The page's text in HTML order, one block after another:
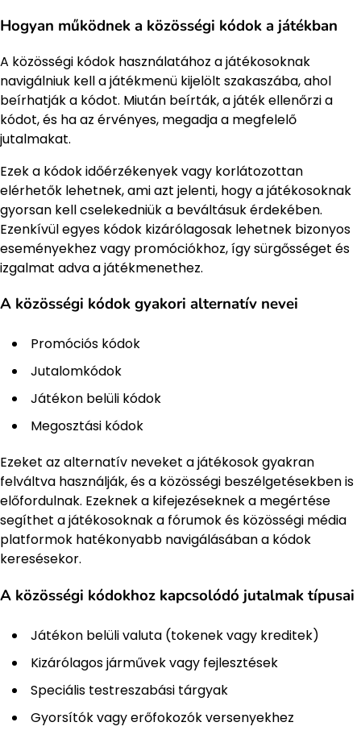
Hogyan működnek a közösségi kódok a játékban
A közösségi kódok használatához a játékosoknak
navigálniuk kell a játékmenü kijelölt szakaszába, ahol
beírhatják a kódot. Miután beírták, a játék ellenőrzi a
kódot, és ha az érvényes, megadja a megfelelő
jutalmakat.
Ezek a kódok időérzékenyek vagy korlátozottan
elérhetők lehetnek, ami azt jelenti, hogy a játékosoknak
gyorsan kell cselekedniük a beváltásuk érdekében.
Ezenkívül egyes kódok kizárólagosak lehetnek bizonyos
eseményekhez vagy promóciókhoz, így sürgősséget és
izgalmat adva a játékmenethez.
A közösségi kódok gyakori alternatív nevei
Promóciós kódok
Jutalomkódok
Játékon belüli kódok
Megosztási kódok
Ezeket az alternatív neveket a játékosok gyakran
felváltva használják, és a közösségi beszélgetésekben is
előfordulnak. Ezeknek a kifejezéseknek a megértése
segíthet a játékosoknak a fórumok és közösségi média
platformok hatékonyabb navigálásában a kódok
keresésekor.
A közösségi kódokhoz kapcsolódó jutalmak típusai
Játékon belüli valuta (tokenek vagy kreditek)
Kizárólagos járművek vagy fejlesztések
Speciális testreszabási tárgyak
Gyorsítók vagy erőfokozók versenyekhez